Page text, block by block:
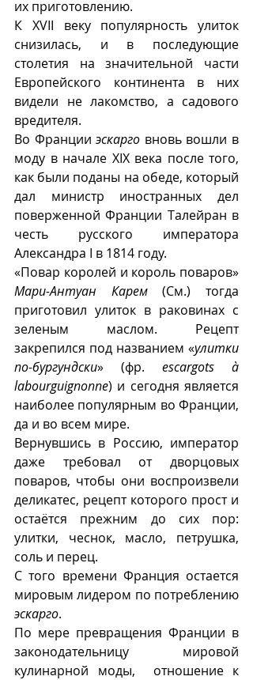
их приготовлению.
К XVII веку популярность улиток
снизилась, и в последующие
столетия на значительной части
Европейского континента в них
видели не лакомство, а садового
вредителя.
Во Франции эскарго вновь вошли в
моду в начале XIX века после того,
как были поданы на обеде, который
дал министр иностранных дел
поверженной Франции Талейран в
честь русского императора
Александра I в 1814 году.
Мари-Антуан Карем (См.) тогда
приготовил улиток в раковинах с
зеленым маслом. Рецепт
закрепился под названием «улитки
по-бургундски» (фр. escargots à
labourguignonne) и сегодня является
наиболее популярным во Франции,
да и во всем мире.
Вернувшись в Россию, император
даже требовал от дворцовых
поваров, чтобы они воспроизвели
деликатес, рецепт которого прост и
остаётся прежним до сих пор:
улитки, чеснок, масло, петрушка,
соль и перец.
С того времени Франция остается
эскарго.
По мере превращения Франции в
законодательницу мировой